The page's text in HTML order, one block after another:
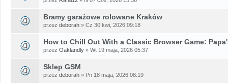
Bramy garażowe rolowane Kraków
przez deborah » Cz 30 kwi, 2026 09:18
How to Chill Out With a Classic Browser Game:
przez Oaklandly » Wt 19 maja, 2026 05:37
Sklep GSM
przez deborah » Pn 18 maja, 2026 08:19